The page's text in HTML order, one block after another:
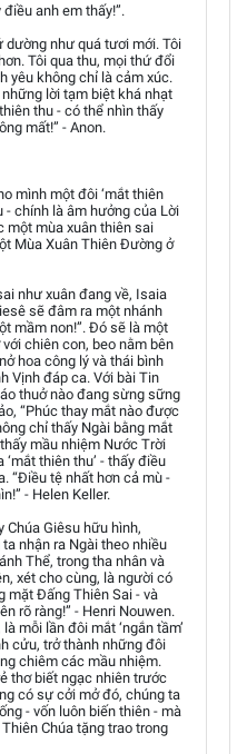
anh em thấy!”.
dường như quá tươi mới. Tôi
Tôi qua thu, mọi thứ đổi
yêu không chỉ là cảm xúc.
lời tạm biệt khá nhạt
thu - có thể nhìn thấy
mất!” - Anon.
mình một đôi ‘mắt thiên
- chính là âm hưởng của Lời
một mùa xuân thiên sai
Mùa Xuân Thiên Đường ở
như xuân đang về, Isaia
sẽ đâm ra một nhánh
mầm non!”. Đó sẽ là một
chiên con, beo nằm bên
hoa công lý và thái bình
Vịnh đáp ca. Với bài Tin
thuở nào đang sừng sững
“Phúc thay mắt nào được
chỉ thấy Ngài bằng mắt
mầu nhiệm Nước Trời
thiên thu’ - thấy điều
“Điều tệ nhất hơn cả mù -
- Helen Keller.
Chúa Giêsu hữu hình,
nhận ra Ngài theo nhiều
Thể, trong tha nhân và
xét cho cùng, là người có
mặt Đấng Thiên Sai - và
rõ ràng!” - Henri Nouwen.
mỗi lần đôi mắt ‘ngắn tầm’
cửu, trở thành những đôi
chiêm các mầu nhiệm.
thơ biết ngạc nhiên trước
có sự cởi mở đó, chúng ta
- vốn luôn biến thiên - mà
Chúa tặng trao trong